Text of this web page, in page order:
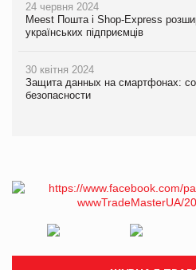
24 червня 2024
Meest Пошта і Shop-Express
українських підприємців
30 квітня 2024
Защита данных на смартфонах:
безопасности